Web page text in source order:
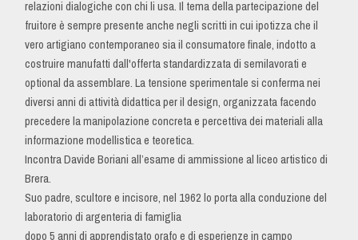
relazioni dialogiche con chi li usa. Il tema della partecipazione del
fruitore è sempre presente anche negli scritti in cui ipotizza che il
vero artigiano contemporaneo sia il consumatore finale, indotto a
costruire manufatti dall'offerta standardizzata di semilavorati e
optional da assemblare. La tensione sperimentale si conferma nei
diversi anni di attività didattica per il design, organizzata facendo
precedere la manipolazione concreta e percettiva dei materiali alla
informazione modellistica e teoretica.
Incontra Davide Boriani all’esame di ammissione al liceo artistico di
Brera.
Suo padre, scultore e incisore, nel 1962 lo porta alla conduzione del
laboratorio di argenteria di famiglia